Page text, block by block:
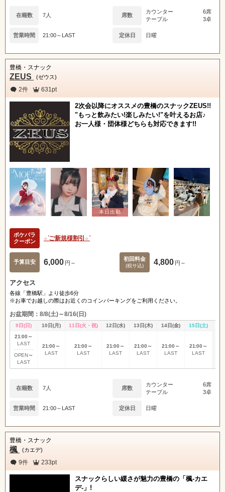
在籍数 7人 席数
カウンター
6席
テーブル
3卓
営業時間 21:00～LAST 定休日 日曜
豊橋・スナック
ZEUS (ゼウス)
2件 631pt
2次会以降にオススメの豊橋のスナックZEUS!!
"もっと飲みたい!楽しみたい!"を叶えるお店♪
お一人様・団体様どちらも対応できます!!
ポケパラ
クーポン
☆ ͛ご新規様割引☆ ͛
予算目安 6,000 円～
初回料金
(税サ込) 4,800 円～
アクセス
各線「豊橋駅」より徒歩6分
※お車でお越しの際はお近くのコインパーキングをご利用ください。
お盆期間：8/8(土)～8/16(日)
9日(日) 10日(月) 11日(火・祝) 12日(水) 13日(木) 14日(金) 15日(土)
21:00～
LAST
OPEN ～
LAST
21:00～
LAST
21:00～
LAST
21:00～
LAST
21:00～
LAST
21:00～
LAST
21:00～
LAST
在籍数 7人 席数
カウンター
6席
テーブル
3卓
営業時間 21:00～LAST 定休日 日曜
豊橋・スナック
楓 (カエデ)
9件 233pt
スナックらしい緩さが魅力の豊橋の「楓-カエ
デ-」!